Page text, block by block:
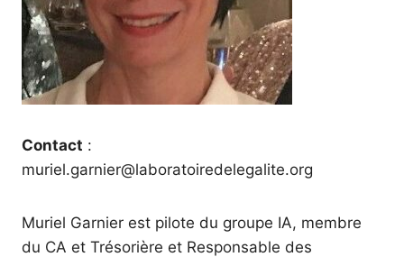
Contact :
muriel.garnier@laboratoiredelegalite.org
Muriel Garnier est pilote du groupe IA, membre
du CA et Trésorière et Responsable des